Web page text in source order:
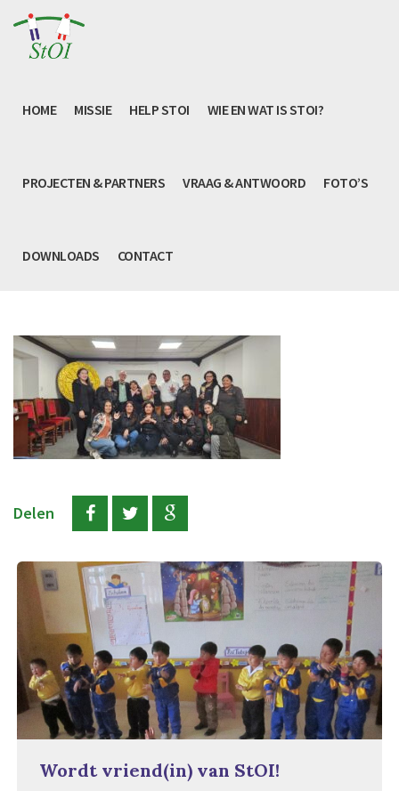
HOME MISSIE HELP STOI WIE EN WAT IS STOI?
PROJECTEN & PARTNERS VRAAG & ANTWOORD FOTO’S
DOWNLOADS CONTACT
Delen
Wordt vriend(in) van StOI!